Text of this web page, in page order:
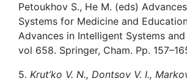
Petoukhov S., He M. (eds)
Systems for Medicine and
Advances in Intelligent Systems
vol 658. Springer, Cham. Pp.
5. Krut’ko V. N., Dontsov V. I.,